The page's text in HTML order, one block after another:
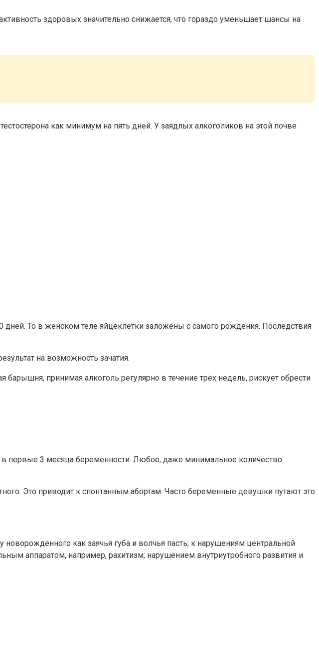
здоровых значительно снижается, что гораздо уменьшает шансы на
как минимум на пять дней. У заядлых алкоголиков на этой почве
То в женском теле яйцеклетки заложены с самого рождения. Последствия
на возможность зачатия.
принимая алкоголь регулярно в течение трёх недель, рискует обрести
первые 3 месяца беременности. Любое, даже минимальное количество
Это приводит к спонтанным абортам. Часто беременные девушки путают это
как заячья губа и волчья пасть; к нарушениям центральной
аппаратом, например, рахитизм; нарушением внутриутробного развития и